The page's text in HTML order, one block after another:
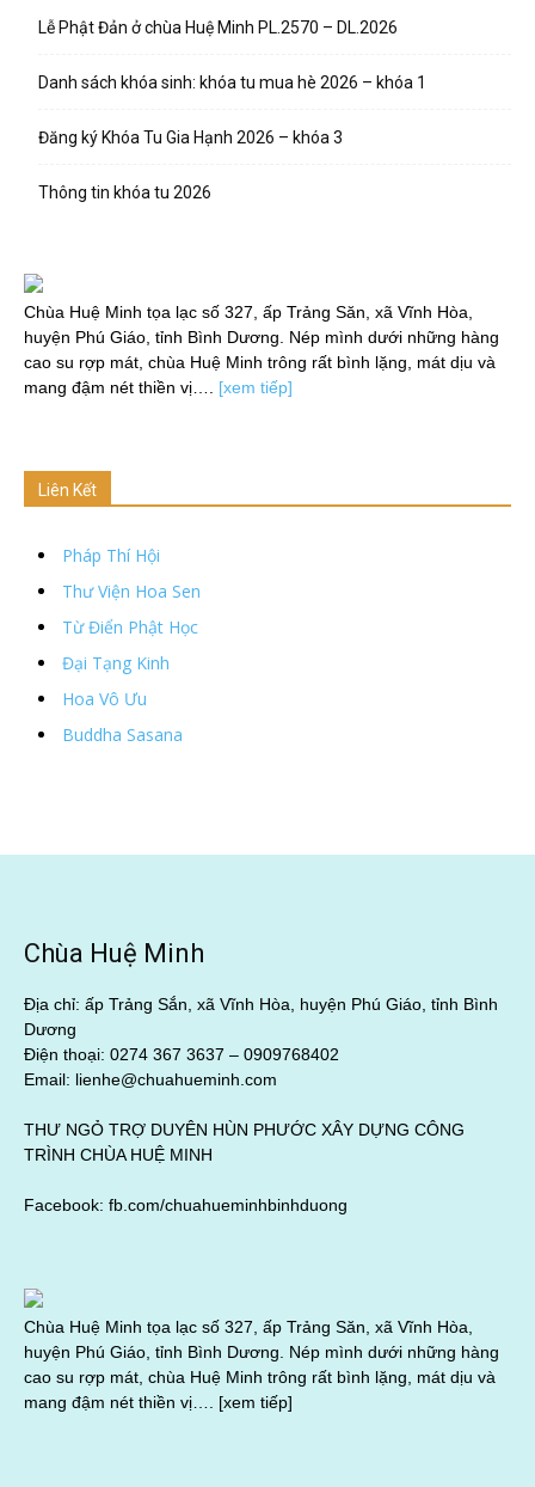
Lễ Phật Đản ở chùa Huệ Minh PL.2570 – DL.2026
Danh sách khóa sinh: khóa tu mua hè 2026 – khóa 1
Đăng ký Khóa Tu Gia Hạnh 2026 – khóa 3
Thông tin khóa tu 2026
Chùa Huệ Minh tọa lạc số 327, ấp Trảng Săn, xã Vĩnh Hòa,
huyện Phú Giáo, tỉnh Bình Dương. Nép mình dưới những hàng
cao su rợp mát, chùa Huệ Minh trông rất bình lặng, mát dịu và
mang đậm nét thiền vị…. [xem tiếp]
Liên Kết
Pháp Thí Hội
Thư Viện Hoa Sen
Từ Điển Phật Học
Đại Tạng Kinh
Hoa Vô Ưu
Buddha Sasana
Chùa Huệ Minh
Địa chỉ: ấp Trảng Sắn, xã Vĩnh Hòa, huyện Phú Giáo, tỉnh Bình
Dương
Điện thoại: 0274 367 3637 – 0909768402
Email: lienhe@chuahueminh.com
THƯ NGỎ TRỢ DUYÊN HÙN PHƯỚC XÂY DỰNG CÔNG
TRÌNH CHÙA HUỆ MINH
Facebook: fb.com/chuahueminhbinhduong
Chùa Huệ Minh tọa lạc số 327, ấp Trảng Săn, xã Vĩnh Hòa,
huyện Phú Giáo, tỉnh Bình Dương. Nép mình dưới những hàng
cao su rợp mát, chùa Huệ Minh trông rất bình lặng, mát dịu và
mang đậm nét thiền vị…. [xem tiếp]